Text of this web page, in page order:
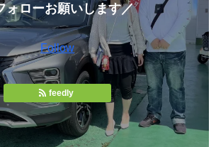
ォローお願いします／
Follow
feedly